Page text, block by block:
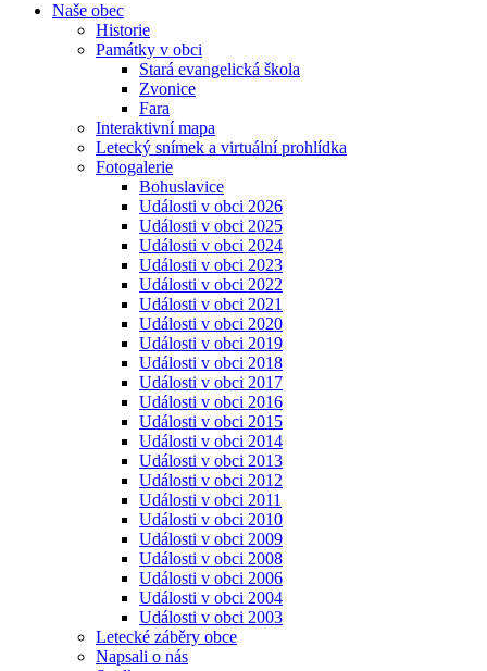
Naše obec
Historie
Památky v obci
Stará evangelická škola
Zvonice
Fara
Interaktivní mapa
Letecký snímek a virtuální prohlídka
Fotogalerie
Bohuslavice
Události v obci 2026
Události v obci 2025
Události v obci 2024
Události v obci 2023
Události v obci 2022
Události v obci 2021
Události v obci 2020
Události v obci 2019
Události v obci 2018
Události v obci 2017
Události v obci 2016
Události v obci 2015
Události v obci 2014
Události v obci 2013
Události v obci 2012
Události v obci 2011
Události v obci 2010
Události v obci 2009
Události v obci 2008
Události v obci 2006
Události v obci 2004
Události v obci 2003
Letecké záběry obce
Napsali o nás